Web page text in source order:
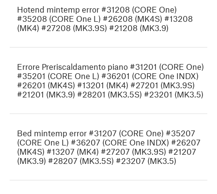
Hotend mintemp error #31208 (CORE One)
#35208 (CORE One L) #26208 (MK4S) #13208
(MK4) #27208 (MK3.9S) #21208 (MK3.9)
Errore Preriscaldamento piano #31201 (CORE One)
#35201 (CORE One L) #36201 (CORE One INDX)
#26201 (MK4S) #13201 (MK4) #27201 (MK3.9S)
#21201 (MK3.9) #28201 (MK3.5S) #23201 (MK3.5)
Bed mintemp error #31207 (CORE One) #35207
(CORE One L) #36207 (CORE One INDX) #26207
(MK4S) #13207 (MK4) #27207 (MK3.9S) #21207
(MK3.9) #28207 (MK3.5S) #23207 (MK3.5)